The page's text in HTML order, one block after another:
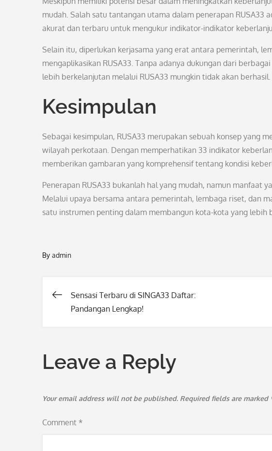
mudah. Salah satu tantangan utama dalam penerapan RUSA33
akurat dan terbaru untuk mengukur indikator-indikator
Selain itu, diperlukan kerjasama yang erat antara pemerintah,
mengaplikasikan RUSA33. Tanpa adanya dukungan dari
lebih berkelanjutan melalui RUSA33 mungkin tidak akan berhasil.
Kesimpulan
Sebagai kesimpulan, RUSA33 merupakan sebuah konsep yang
wilayah perkotaan. Dengan memperhatikan 33 indikator
memberikan gambaran yang komprehensif tentang kondisi
Penerapan RUSA33 bukanlah hal yang mudah, namun manfaat
Melalui upaya bersama antara pemerintah, lembaga riset, dan
satu instrumen penting dalam membangun kota-kota yang lebih
By admin
Post
Sensasi Terbaru di SINGA33 Daftar:
Pandangan Lengkap!
Leave a Reply
Your email address will not be published. Required fields are marked
Comment *